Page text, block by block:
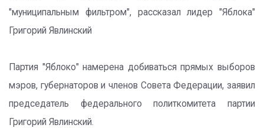
"муниципальным фильтром", рассказал лидер "Яблока"
Григорий Явлинский
Партия "Яблоко" намерена добиваться прямых выборов
мэров, губернаторов и членов Совета Федерации, заявил
председатель федерального политкомитета партии
Григорий Явлинский.